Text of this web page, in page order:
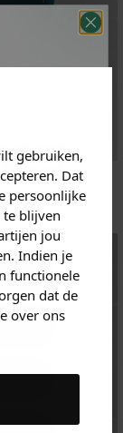
gebruiken,
Dat
persoonlijke
te blijven
jou
Indien je
functionele
dat de
over ons
op